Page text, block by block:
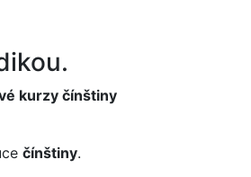
kurzy čínštiny
čínštiny.